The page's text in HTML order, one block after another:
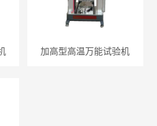
加高型高温万能试验机